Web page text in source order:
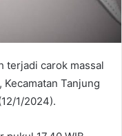
terjadi carok massal
Kecamatan Tanjung
1/2024).